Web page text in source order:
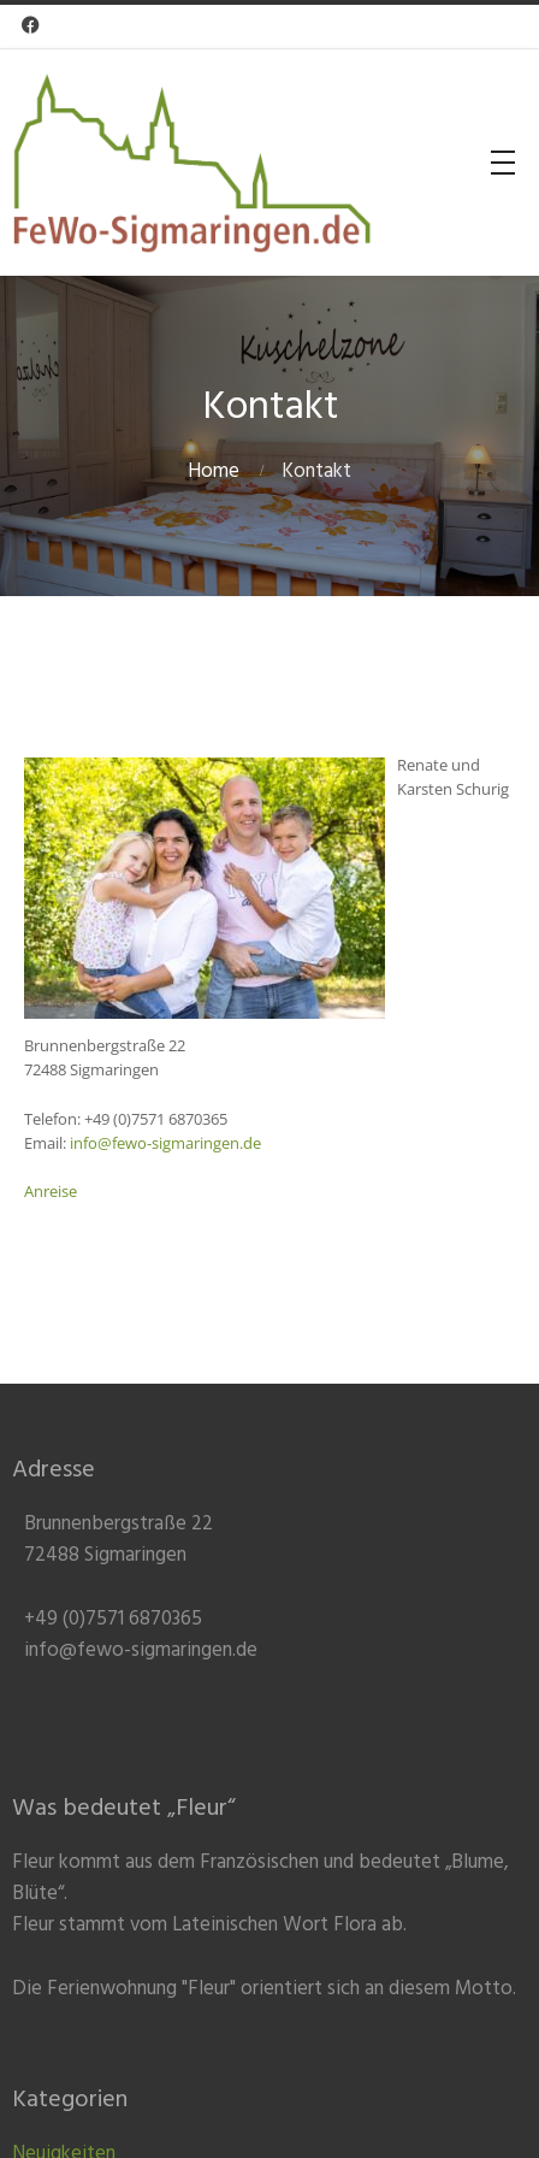

Kontakt
Home Kontakt
Renate und
Karsten Schurig
Brunnenbergstraße 22
72488 Sigmaringen
Telefon: +49 (0)7571 6870365
Email: info@fewo-sigmaringen.de
Anreise
Adresse
Brunnenbergstraße 22
72488 Sigmaringen
+49 (0)7571 6870365
info@fewo-sigmaringen.de
Was bedeutet „Fleur“
Fleur kommt aus dem Französischen und bedeutet „Blume,
Blüte“.
Fleur stammt vom Lateinischen Wort Flora ab.
Die Ferienwohnung "Fleur" orientiert sich an diesem Motto.
Kategorien